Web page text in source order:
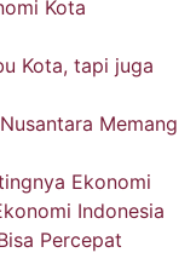
Kota
Kota, tapi juga
Memang
Ekonomi
Indonesia
Percepat